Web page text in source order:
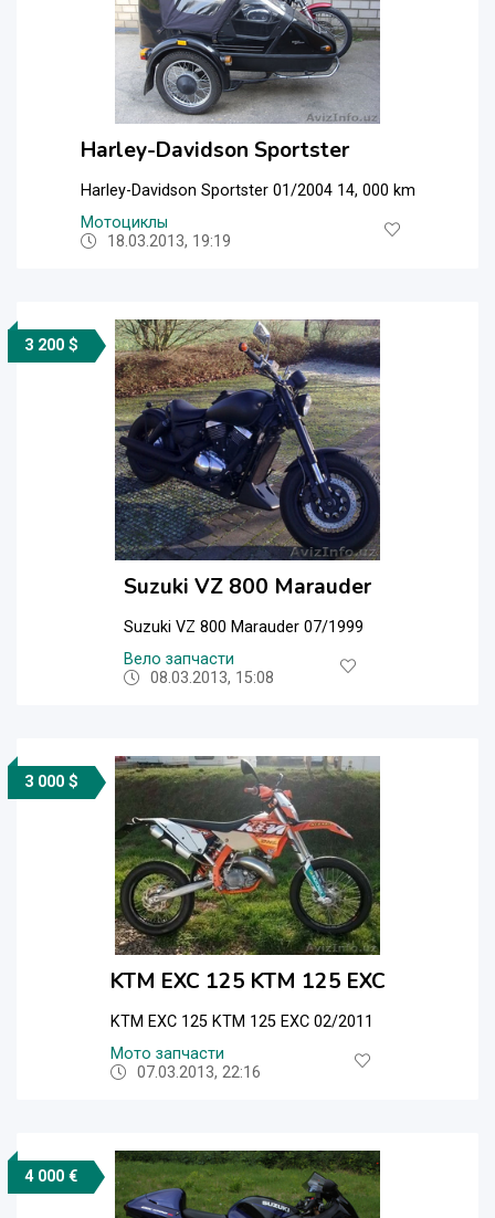
Harley-Davidson Sportster
Harley-Davidson Sportster 01/2004 14, 000 km
Мотоциклы
18.03.2013, 19:19
3 200 $
Suzuki VZ 800 Marauder
Suzuki VZ 800 Marauder 07/1999
Вело запчасти
08.03.2013, 15:08
3 000 $
KTM EXC 125 KTM 125 EXC
KTM EXC 125 KTM 125 EXC 02/2011
Мото запчасти
07.03.2013, 22:16
4 000 €